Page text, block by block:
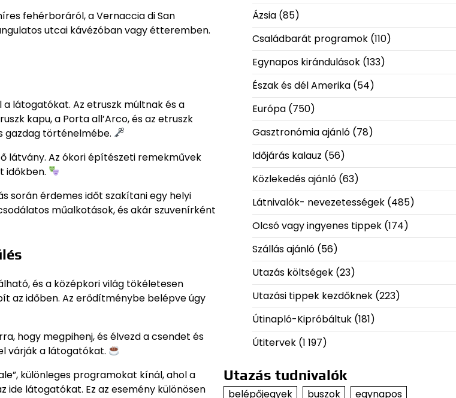
fehérboráról, a Vernaccia di San
utcai kávézóban vagy étteremben.
látogatókat. Az etruszk múltnak és a
kapu, a Porta all’Arco, és az etruszk
gazdag történelmébe.
látvány. Az ókori építészeti remekművek
időkben.
során érdemes időt szakítani egy helyi
műalkotások, és akár szuvenírként
és a középkori világ tökéletesen
az időben. Az erődítménybe belépve úgy
hogy megpihenj, és élvezd a csendet és
várják a látogatókat.
különleges programokat kínál, ahol a
ide látogatókat. Ez az esemény különösen
Ázsia(85)
Családbarát programok(110)
Egynapos kirándulások(133)
Észak és dél Amerika(54)
Európa(750)
Gasztronómia ajánló(78)
Időjárás kalauz (56)
Közlekedés ajánló(63)
Látnivalók- nevezetességek(485)
Olcsó vagy ingyenes tippek(174)
Szállás ajánló(56)
Utazás költségek(23)
Utazási tippek kezdőknek(223)
Útinapló-Kipróbáltuk(181)
Útitervek(1 197)
Utazás tudnivalók
belépőjegyek buszok egynapos